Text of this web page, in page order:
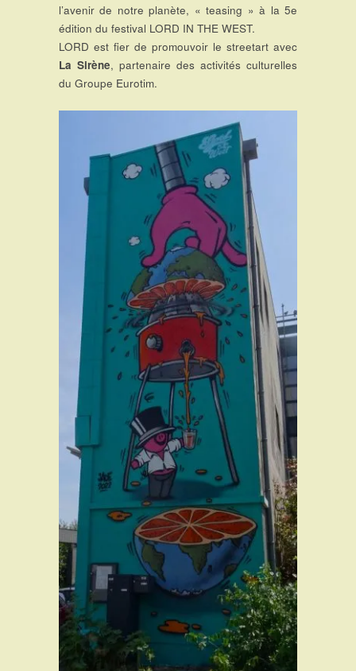
l’avenir de notre planète, « teasing » à la 5e
édition du festival LORD IN THE WEST.
LORD est fier de promouvoir le streetart avec
La Sirène, partenaire des activités culturelles
du Groupe Eurotim.